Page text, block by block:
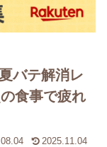
バテ解消レ
食事で疲れ
2025.11.04